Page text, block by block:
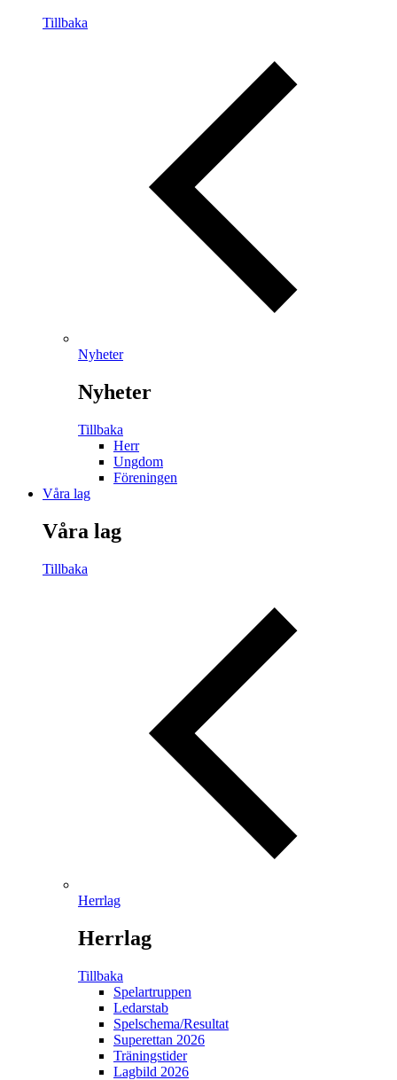
Tillbaka
Nyheter
Nyheter
Tillbaka
Herr
Ungdom
Föreningen
Våra lag
Våra lag
Tillbaka
Herrlag
Herrlag
Tillbaka
Spelartruppen
Ledarstab
Spelschema/Resultat
Superettan 2026
Träningstider
Lagbild 2026